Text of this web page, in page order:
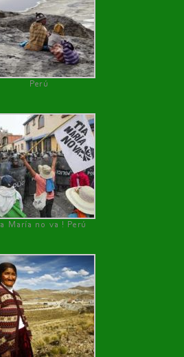
Perú
María no va ! Perú